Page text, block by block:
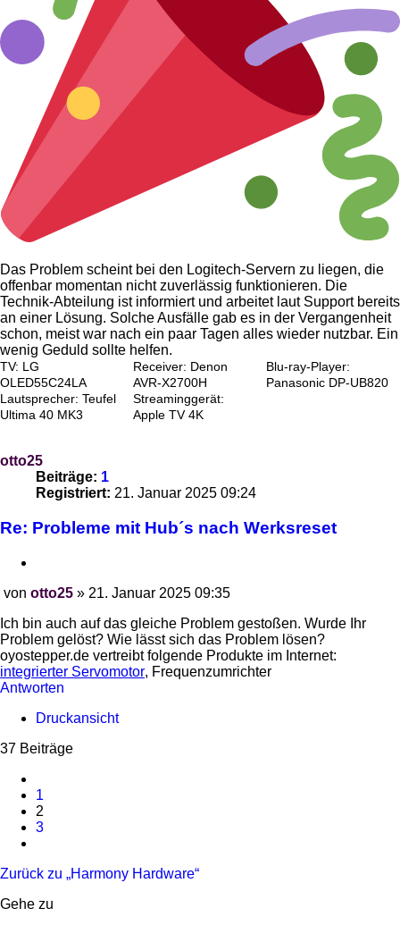
Das Problem scheint bei den Logitech-Servern zu liegen, die
offenbar momentan nicht zuverlässig funktionieren. Die
Technik-Abteilung ist informiert und arbeitet laut Support bereits
an einer Lösung. Solche Ausfälle gab es in der Vergangenheit
schon, meist war nach ein paar Tagen alles wieder nutzbar. Ein
wenig Geduld sollte helfen.
TV: LG
OLED55C24LA
Receiver: Denon
AVR-X2700H
Blu-ray-Player:
Panasonic DP-UB820
Lautsprecher: Teufel
Ultima 40 MK3
Streaminggerät:
Apple TV 4K
otto25
Beiträge: 1
Registriert: 21. Januar 2025 09:24
Re: Probleme mit Hub´s nach Werksreset
von otto25 » 21. Januar 2025 09:35
Ich bin auch auf das gleiche Problem gestoßen. Wurde Ihr
Problem gelöst? Wie lässt sich das Problem lösen?
oyostepper.de vertreibt folgende Produkte im Internet:
integrierter Servomotor, Frequenzumrichter
Antworten
Druckansicht
37 Beiträge
Vorherige
1
2
3
Zurück zu „Harmony Hardware“
Gehe zu